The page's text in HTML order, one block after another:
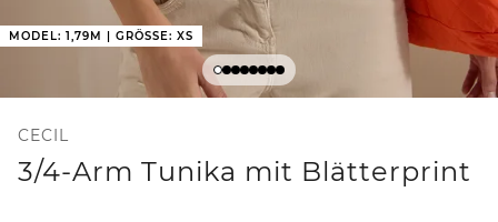
MODEL: 1,79M | GRÖSSE: XS
CECIL
3/4-Arm Tunika mit Blätterprint